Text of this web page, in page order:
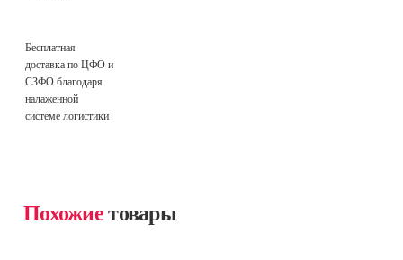
Бесплатная
доставка по ЦФО и
СЗФО благодаря
налаженной
системе логистики
Похожиетовары